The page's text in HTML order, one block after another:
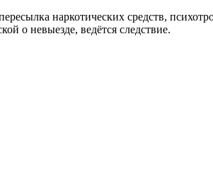
наркотических средств,
о невыезде, ведётся следствие.